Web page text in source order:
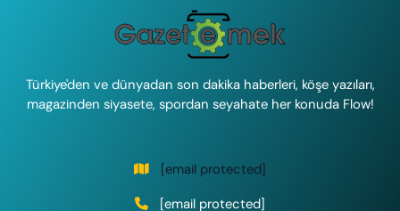
Türkiye'den ve dünyadan son dakika haberleri, köşe yazıları,
magazinden siyasete, spordan seyahate her konuda Flow!
[email protected]
[email protected]